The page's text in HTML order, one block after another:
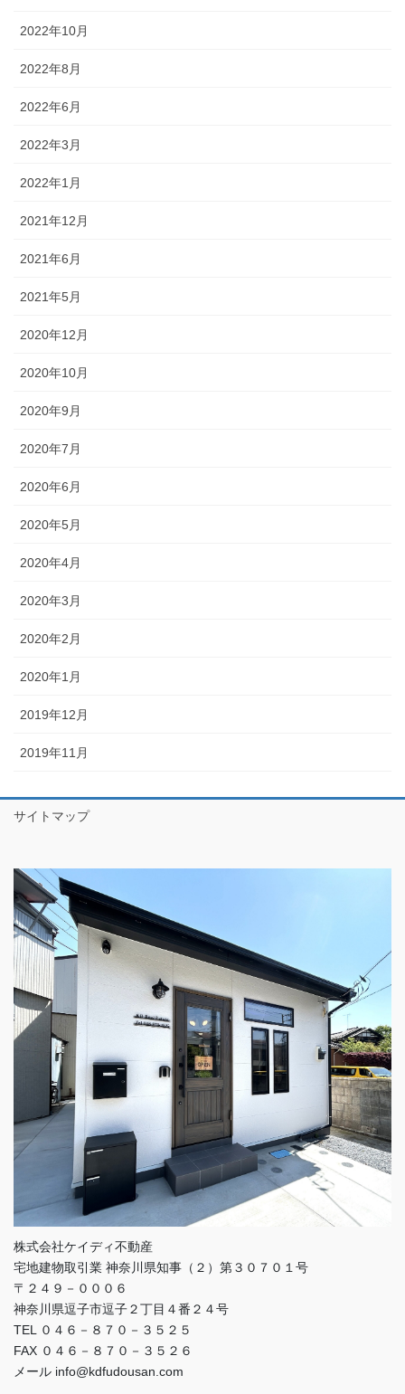
2022年10月
2022年8月
2022年6月
2022年3月
2022年1月
2021年12月
2021年6月
2021年5月
2020年12月
2020年10月
2020年9月
2020年7月
2020年6月
2020年5月
2020年4月
2020年3月
2020年2月
2020年1月
2019年12月
2019年11月
サイトマップ
株式会社ケイディ不動産
宅地建物取引業 神奈川県知事（２）第３０７０１号
〒２４９－０００６
神奈川県逗子市逗子２丁目４番２４号
TEL ０４６－８７０－３５２５
FAX ０４６－８７０－３５２６
メール info@kdfudousan.com